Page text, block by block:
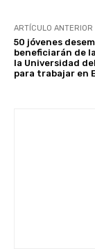
ARTÍCULO ANTERIOR
50 jóvenes
beneficiarán de
la Universidad
para trabajar en